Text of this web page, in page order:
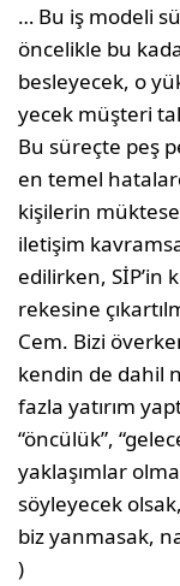
… Bu iş modeli
öncelikle bu
besleyecek, o
yecek müşteri
Bu süreçte peş
en temel
kişi­lerin
iletişim
edilirken, SİP’in
rekesine
Cem. Bizi
kendin de dahil
fazla yatırım
“öncülük”,
yaklaşımlar
söyleyecek
biz yanma­sak,
)